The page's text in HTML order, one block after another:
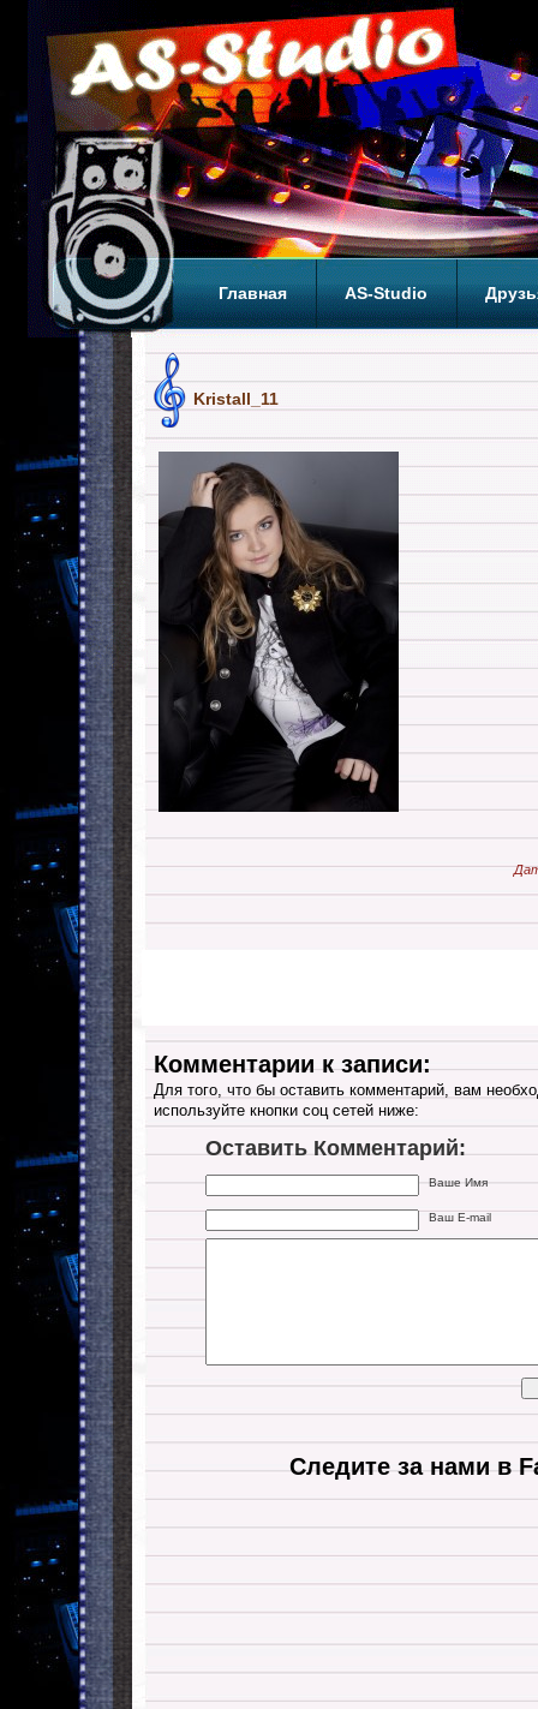
Главная AS-Studio
Kristall_11
Комментарии к записи:
Для того, что бы оставить комментарий, вам
используйте кнопки соц сетей ниже:
Оставить Комментарий:
Ваше Имя
Ваш E-mail
Следите за нами в